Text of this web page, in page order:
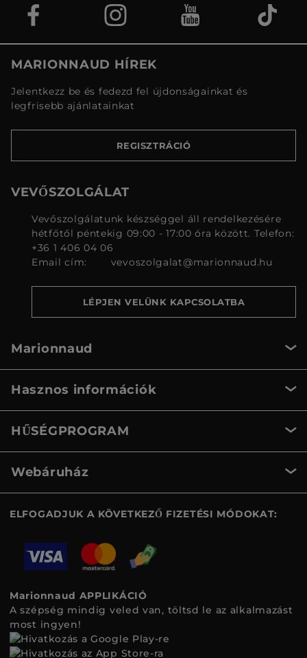
MARIONNAUD HÍREK
Jelentkezz be és fedezd fel újdonságainkat és
legfrisebb ajánlatainkat
REGISZTRÁCIÓ
VEVŐSZOLGÁLAT
Vevőszolgálatunk készséggel áll rendelkezésére
hétfőtől péntekig 09:00 - 17:00 óra között. Telefon:
+36 1 406 04 06
Email cím:
vevoszolgalat@marionnaud.hu
LÉPJEN VELÜNK KAPCSOLATBA
Marionnaud
Hasznos információk
HŰSÉGPROGRAM
Webáruház
ELFOGADJUK A KÖVETKEZŐ FIZETÉSI MÓDOKAT:
Marionnaud APPLIKÁCIÓ
A szépség mindig veled van, töltsd le az alkalmazást
most ingyen!